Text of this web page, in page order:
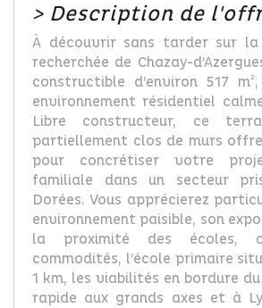
> Description de
À découvrir sans tarder sur la
recherchée de Chazay-
constructible d’environ 517
environnement résidentiel
Libre constructeur, ce
partiellement clos de murs
pour concrétiser votre
familiale dans un secteur
Dorées. Vous apprécierez
environnement paisible, son
la proximité des écoles,
commodités, l’école primaire
1 km, les viabilités en bordure
rapide aux grands axes et à